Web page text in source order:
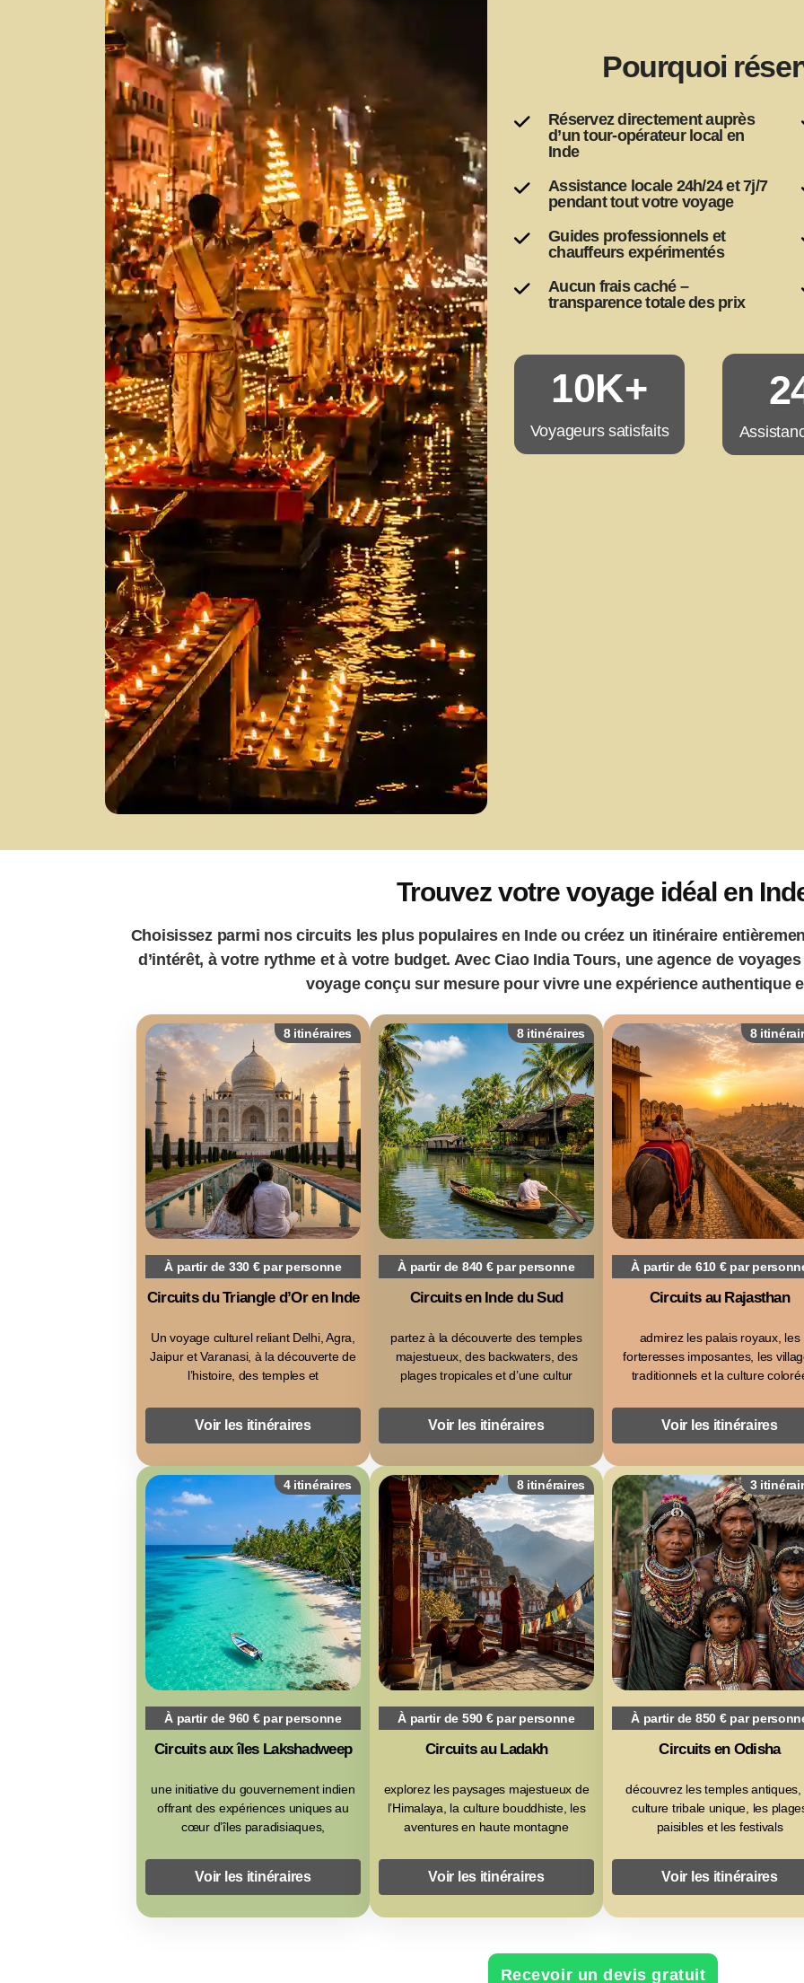
Pourquoi
Réservez directement auprès
d’un tour-opérateur local en
Inde
Assistance locale 24h/24 et 7j/7
pendant tout votre voyage
Guides professionnels et
chauffeurs expérimentés
Aucun frais caché –
transparence totale des prix
10K+
Voyageurs satisfaits
Trouvez votre voyage idéal en
Choisissez parmi nos circuits les plus populaires en Inde ou créez un itinéraire
d’intérêt, à votre rythme et à votre budget. Avec Ciao India Tours, une agence de
voyage conçu sur mesure pour vivre une expérience authentique
8 itinéraires
À partir de 330 € par personne
Circuits du Triangle d’Or en Inde
Un voyage culturel reliant Delhi, Agra,
Jaipur et Varanasi, à la découverte de
l’histoire, des temples et
Voir les itinéraires
8 itinéraires
À partir de 840 € par personne
Circuits en Inde du Sud
partez à la découverte des temples
majestueux, des backwaters, des
plages tropicales et d’une cultur
Voir les itinéraires
8
À partir de 610 € par
Circuits au Rajasthan
admirez les palais royaux, les
forteresses imposantes, les
traditionnels et la culture
Voir les itinéraires
4 itinéraires
À partir de 960 € par personne
Circuits aux îles Lakshadweep
une initiative du gouvernement indien
offrant des expériences uniques au
cœur d’îles paradisiaques,
Voir les itinéraires
8 itinéraires
À partir de 590 € par personne
Circuits au Ladakh
explorez les paysages majestueux de
l’Himalaya, la culture bouddhiste, les
aventures en haute montagne
Voir les itinéraires
3
À partir de 850 € par
Circuits en Odisha
découvrez les temples antiques,
culture tribale unique, les
paisibles et les festivals
Voir les itinéraires
Recevoir un devis gratuit